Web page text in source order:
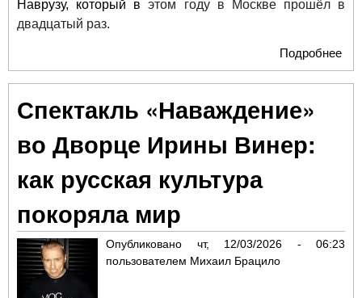
Наврузу, который в этом году в Москве прошёл в
двадцатый раз.
Подробнее
Спектакль «Наваждение»
во Дворце Ирины Винер:
как русская культура
покоряла мир
Опубликовано чт, 12/03/2026 - 06:23
пользователем Михаил Брацило